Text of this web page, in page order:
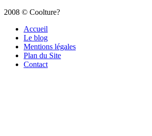
2008 © Coolture?
Accueil
Le blog
Mentions légales
Plan du Site
Contact